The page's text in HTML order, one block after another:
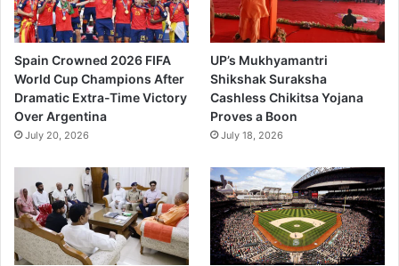
Spain Crowned 2026 FIFA
World Cup Champions After
Dramatic Extra-Time Victory
Over Argentina
July 20, 2026
UP’s Mukhyamantri
Shikshak Suraksha
Cashless Chikitsa Yojana
Proves a Boon
July 18, 2026